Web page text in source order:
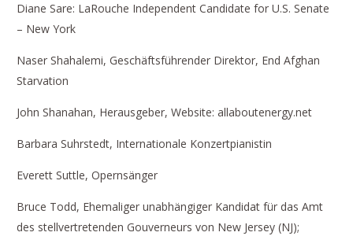
Diane Sare: LaRouche Independent Candidate for U.S. Senate
– New York
Naser Shahalemi, Geschäftsführender Direktor, End Afghan
Starvation
John Shanahan, Herausgeber, Website: allaboutenergy.net
Barbara Suhrstedt, Internationale Konzertpianistin
Everett Suttle, Opernsänger
Bruce Todd, Ehemaliger unabhängiger Kandidat für das Amt
des stellvertretenden Gouverneurs von New Jersey (NJ);